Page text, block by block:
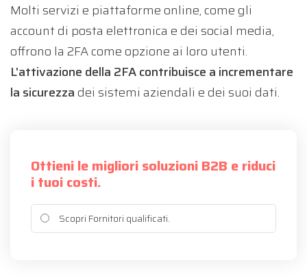
Molti servizi e piattaforme online, come gli
account di posta elettronica e dei social media,
offrono la 2FA come opzione ai loro utenti.
L'attivazione della 2FA contribuisce a incrementare
la sicurezza dei sistemi aziendali e dei suoi dati.
Ottieni le migliori soluzioni B2B e riduci
i tuoi costi.
Scopri Fornitori qualificati.